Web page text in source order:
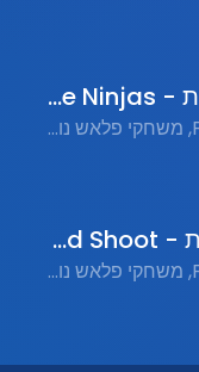
תקוף תנינגות - Attack the Ninjas
Flash Games, משחקי פלאש נוסטלגים, Action, פעולה
לברוח ולירות - Escape and Shoot
Flash Games, משחקי פלאש נוסטלגים, Shooter, משחקי יריות, Action, פעולה